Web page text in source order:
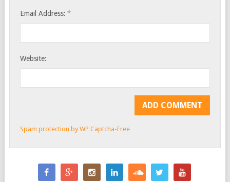
Email Address: *
Website:
Spam protection by WP Captcha-Free